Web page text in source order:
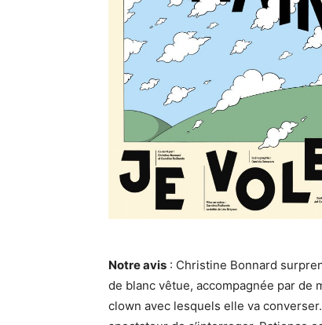
Notre avis : Christine Bonnard
de blanc vêtue, accompagnée par de
clown avec lesquels elle va